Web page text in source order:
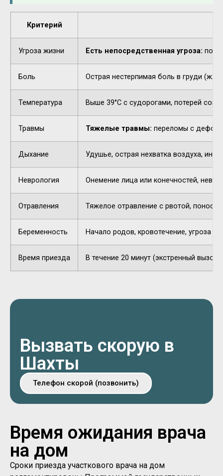
Критерий
Угроза жизни Есть непосредственная угроза:
Боль Острая нестерпимая боль в груди
Температура Выше 39°C с судорогами, потерей
Травмы Тяжелые травмы: переломы с
Дыхание Удушье, острая нехватка воздуха,
Неврология Онемение лица или конечностей,
Отравления Тяжелое отравление с рвотой,
Беременность Начало родов, кровотечение, угроза
Время приезда В течение 20 минут (экстренный вызов).
Вызвать скорую в
Шахты
Телефон скорой (позвонить)
Время ожидания врача
на дом
Сроки приезда участкового врача на дом